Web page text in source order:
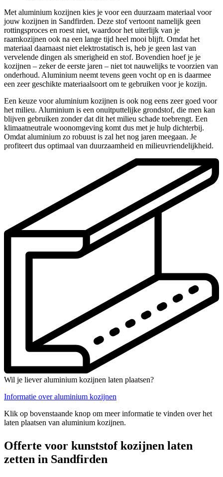
Met aluminium kozijnen kies je voor een duurzaam materiaal voor
jouw kozijnen in Sandfirden. Deze stof vertoont namelijk geen
rottingsproces en roest niet, waardoor het uiterlijk van je
raamkozijnen ook na een lange tijd heel mooi blijft. Omdat het
materiaal daarnaast niet elektrostatisch is, heb je geen last van
vervelende dingen als smerigheid en stof. Bovendien hoef je je
kozijnen – zeker de eerste jaren – niet tot nauwelijks te voorzien van
onderhoud. Aluminium neemt tevens geen vocht op en is daarmee
een zeer geschikte materiaalsoort om te gebruiken voor je kozijn.
Een keuze voor aluminium kozijnen is ook nog eens zeer goed voor
het milieu. Aluminium is een onuitputtelijke grondstof, die men kan
blijven gebruiken zonder dat dit het milieu schade toebrengt. Een
klimaatneutrale woonomgeving komt dus met je hulp dichterbij.
Omdat aluminium zo robuust is zal het nog jaren meegaan. Je
profiteert dus optimaal van duurzaamheid en milieuvriendelijkheid.
Wil je liever aluminium kozijnen laten plaatsen?
Informatie over aluminium kozijnen
Klik op bovenstaande knop om meer informatie te vinden over het
laten plaatsen van aluminium kozijnen.
Offerte voor kunststof kozijnen laten
zetten in Sandfirden